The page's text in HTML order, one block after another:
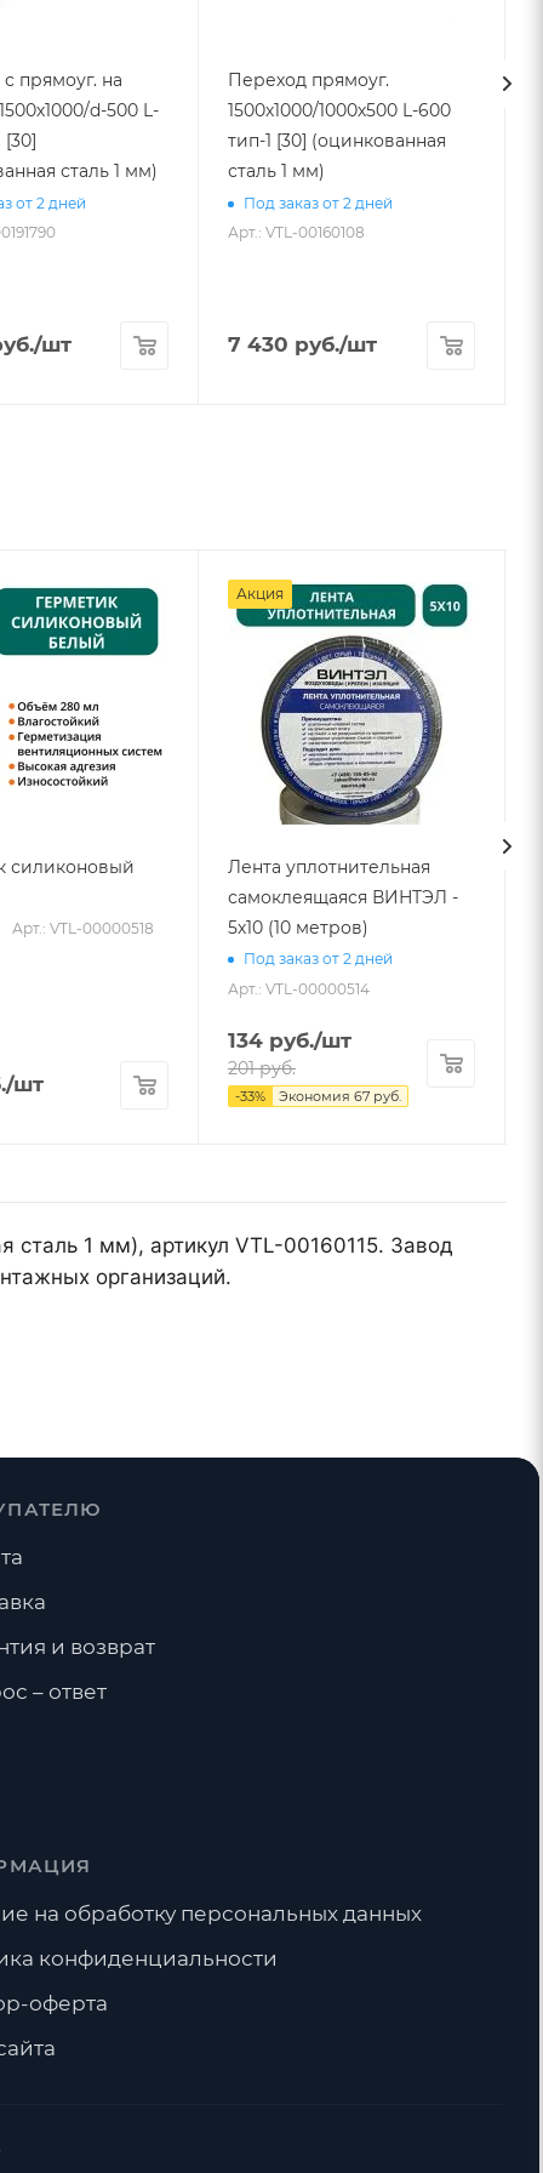
прямоуг. на
d-500 L-
[30]
сталь 1 мм)
от 2 дней
/шт
Переход прямоуг.
1500х1000/1000х500 L-600
тип-1 [30] (оцинкованная
сталь 1 мм)
Под заказ от 2 дней
Арт.: VTL-00160108
7 430 руб./шт
силиконовый
Арт.: VTL-00000518
/шт
Акция
Лента уплотнительная
самоклеящаяся ВИНТЭЛ -
5х10 (10 метров)
Под заказ от 2 дней
Арт.: VTL-00000514
134 руб./шт
201руб.
-33% Экономия 67 руб.
1 мм), артикул VTL-00160115. Завод
организаций.
и возврат
– ответ
на обработку персональных данных
конфиденциальности
оферта